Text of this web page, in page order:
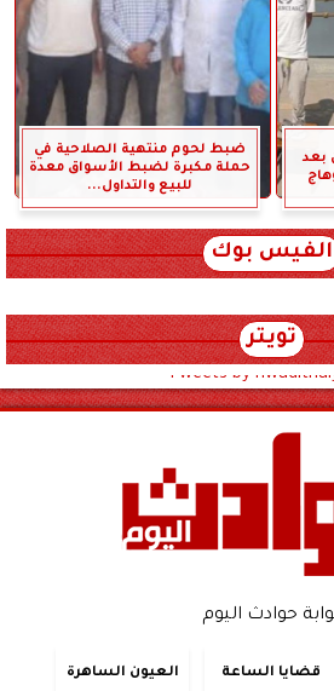
بعد
ضبط لحوم منتهية الصلاحية في
حملة مكبرة لضبط الأسواق معدة
للبيع والتداول...
الفيس بوك
تويتر
Tweets by
حوادث اليوم
قضايا الساعة العيون الساهرة